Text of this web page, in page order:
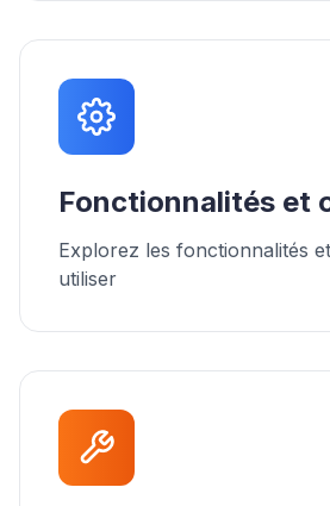
Fonctionnalités et
Explorez les fonctionnalités
utiliser